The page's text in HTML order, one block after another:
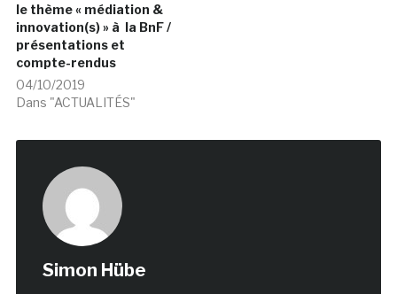
le thème « médiation &
innovation(s) » à la BnF /
présentations et
compte-rendus
04/10/2019
Dans "ACTUALITÉS"
Simon Hübe